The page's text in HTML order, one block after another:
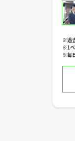
※過
※1ベ
※毎